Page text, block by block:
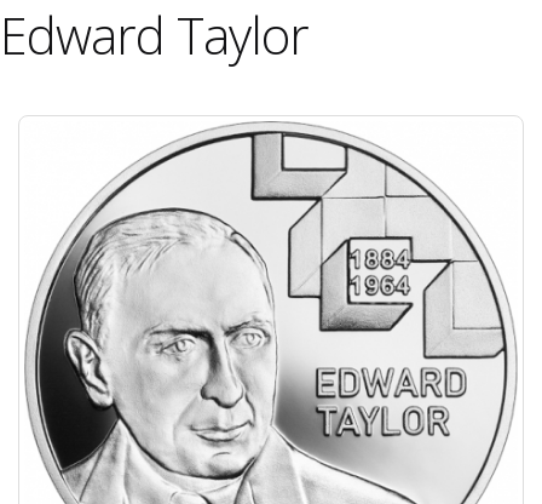
Edward Taylor